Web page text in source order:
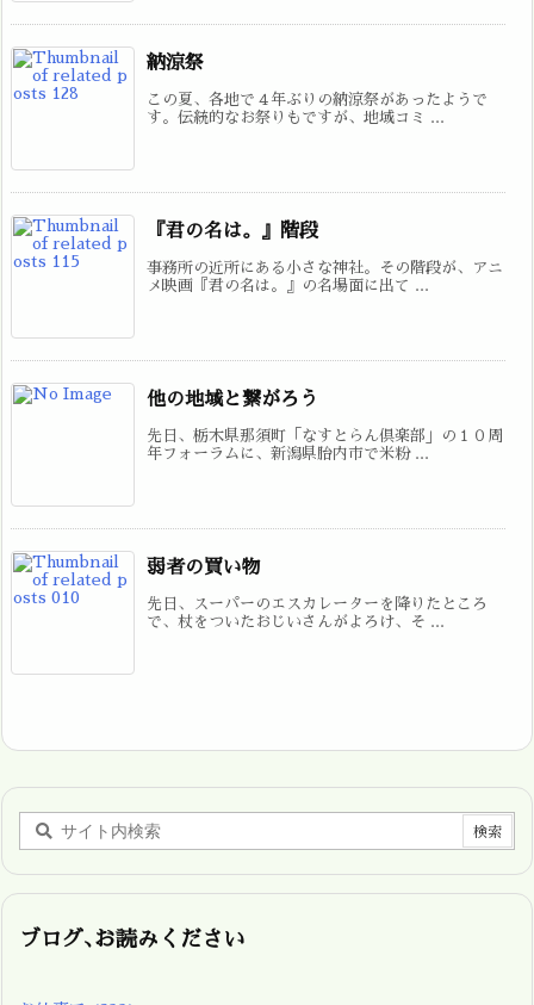
納涼祭
この夏、各地で４年ぶりの納涼祭があったようで
す。伝統的なお祭りもですが、地域コミ ...
『君の名は。』階段
事務所の近所にある小さな神社。その階段が、アニ
メ映画『君の名は。』の名場面に出て ...
他の地域と繋がろう
先日、栃木県那須町「なすとらん倶楽部」の１０周
年フォーラムに、新潟県胎内市で米粉 ...
弱者の買い物
先日、スーパーのエスカレーターを降りたところ
で、杖をついたおじいさんがよろけ、そ ...
ブログ､お読みください